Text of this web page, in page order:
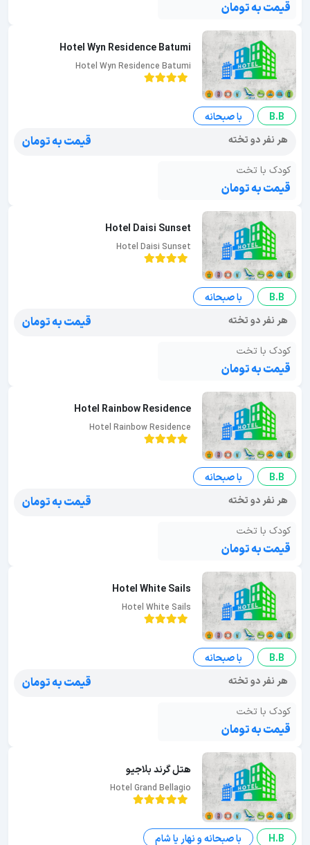
قیمت به تومان
Hotel Wyn Residence Batumi
Hotel Wyn Residence Batumi
B.B
با صبحانه
هر نفر دو تخته
قیمت به تومان
کودک با تخت
قیمت به تومان
Hotel Daisi Sunset
Hotel Daisi Sunset
B.B
با صبحانه
هر نفر دو تخته
قیمت به تومان
کودک با تخت
قیمت به تومان
Hotel Rainbow Residence
Hotel Rainbow Residence
B.B
با صبحانه
هر نفر دو تخته
قیمت به تومان
کودک با تخت
قیمت به تومان
Hotel White Sails
Hotel White Sails
B.B
با صبحانه
هر نفر دو تخته
قیمت به تومان
کودک با تخت
قیمت به تومان
هتل گرند بلاجیو
Hotel Grand Bellagio
H.B با صبحانه و نهار یا شام